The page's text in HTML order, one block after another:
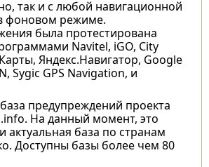
так и с любой навигационной
фоновом режиме.
была протестирована
Navitel, iGO, City
Яндекс.Навигатор, Google
Sygic GPS Navigation, и
предупреждений проекта
На данный момент, это
актуальная база по странам
Доступны базы более чем 80